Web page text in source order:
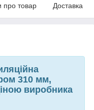
про товар Доставка
310 мм,
виробника